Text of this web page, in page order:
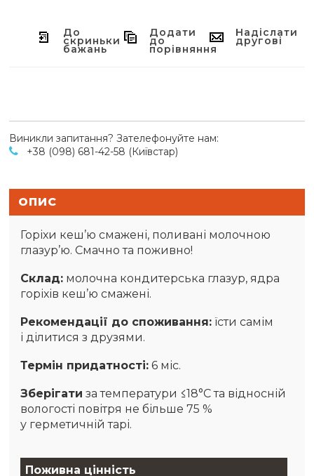
До
скриньки
бажань
Додати
до
порівняння
Надіслати
другові
Виникли запитання? Зателефонуйте нам:
+38 (098) 681-42-58 (Київстар)
ОПИС
Горіхи кеш’ю смажені, поливані молочною
глазур’ю. Смачно та поживно!
Склад: молочна кондитерська глазур, ядра
горіхів кеш’ю смажені.
Рекомендації до споживання: їсти самім
і ділитися з друзями.
Термін придатності: 6 міс.
Зберігати за температури ≤18°С та відносній
вологості повітря не більше 75 %
у герметичній тарі.
Поживна цінність